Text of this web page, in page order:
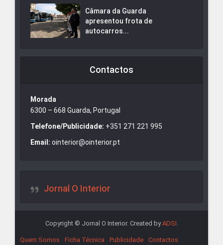
Câmara da Guarda
apresentou frota de
autocarros...
Contactos
Morada
6300 – 668 Guarda, Portugal
Telefone/Publicidade: +351 271 221 995
Email: ointerior@ointerior.pt
Jornal O Interior
Copyright © Jornal O Interior. Created byADSI
Quem Somos Ficha Técnica Publicidade Contactos